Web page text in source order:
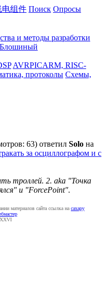
电组件 Поиск Опросы
и методы разработки
Блошиный
AVRPICARM, RISC-
протоколы Схемы,
63) ответил Solo на
за осциллографом и с
троллей. 2. aka "Точка
и "ForcePoint".
материалов сайта ссылка на caxapу